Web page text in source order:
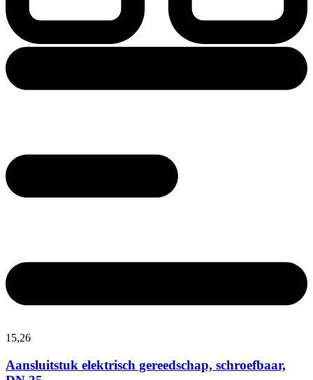
15,26
Aansluitstuk elektrisch gereedschap, schroefbaar,